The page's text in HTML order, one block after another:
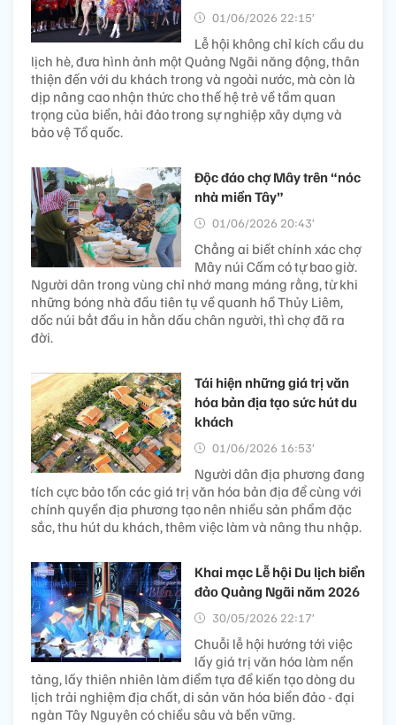
01/06/2026 22:15’
Lễ hội không chỉ kích cầu du
lịch hè, đưa hình ảnh một Quảng Ngãi năng động, thân
thiện đến với du khách trong và ngoài nước, mà còn là
dịp nâng cao nhận thức cho thế hệ trẻ về tầm quan
trọng của biển, hải đảo trong sự nghiệp xây dựng và
bảo vệ Tổ quốc.
Độc đáo chợ Mây trên “nóc
nhà miền Tây”
01/06/2026 20:43’
Chẳng ai biết chính xác chợ
Mây núi Cấm có tự bao giờ.
Người dân trong vùng chỉ nhớ mang máng rằng, từ khi
những bóng nhà đầu tiên tụ về quanh hồ Thủy Liêm,
dốc núi bắt đầu in hằn dấu chân người, thì chợ đã ra
đời.
Tái hiện những giá trị văn
hóa bản địa tạo sức hút du
khách
01/06/2026 16:53’
Người dân địa phương đang
tích cực bảo tồn các giá trị văn hóa bản địa để cùng với
chính quyền địa phương tạo nên nhiều sản phẩm đặc
sắc, thu hút du khách, thêm việc làm và nâng thu nhập.
Khai mạc Lễ hội Du lịch biển
đảo Quảng Ngãi năm 2026
30/05/2026 22:17’
Chuỗi lễ hội hướng tới việc
lấy giá trị văn hóa làm nền
tảng, lấy thiên nhiên làm điểm tựa để kiến tạo dòng du
lịch trải nghiệm địa chất, di sản văn hóa biển đảo - đại
ngàn Tây Nguyên có chiều sâu và bền vững.